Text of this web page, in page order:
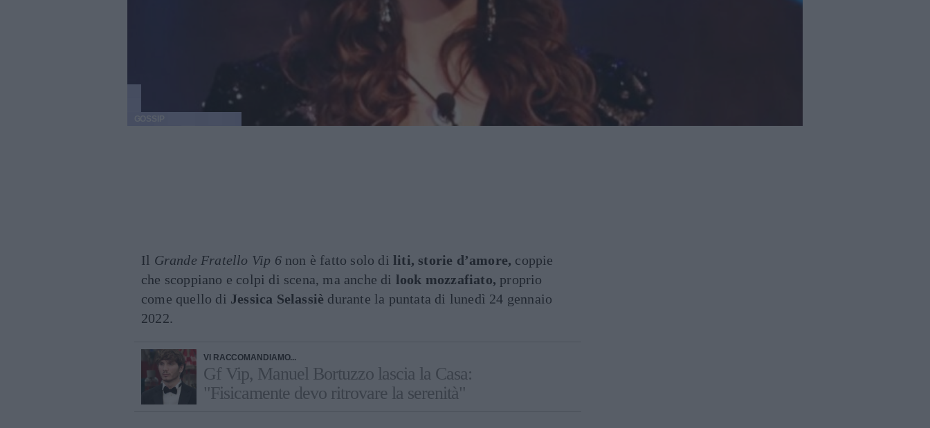
Il Grande Fratello Vip 6non è fatto solo di liti, storie d’amore, coppie
che scoppiano e colpi di scena, ma anche di look mozzafiato, proprio
come quello di Jessica Selassiè durante la puntata di lunedì 24 gennaio
2022.
VI RACCOMANDIAMO...
Gf Vip, Manuel Bortuzzo lascia la Casa:
"Fisicamente devo ritrovare la serenità"